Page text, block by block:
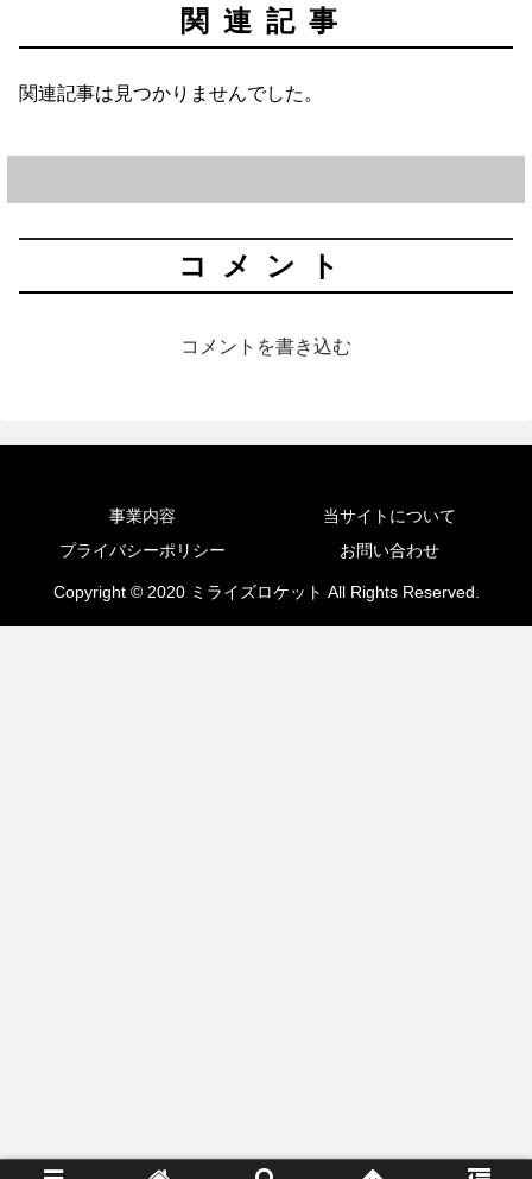
関連記事
関連記事は見つかりませんでした。
コメント
コメントを書き込む
事業内容
当サイトについて
プライバシーポリシー
お問い合わせ
Copyright © 2020 ミライズロケット All Rights Reserved.